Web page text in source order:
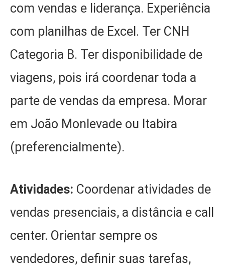
com vendas e liderança. Experiência
com planilhas de Excel. Ter CNH
Categoria B. Ter disponibilidade de
viagens, pois irá coordenar toda a
parte de vendas da empresa. Morar
em João Monlevade ou Itabira
(preferencialmente).
Atividades: Coordenar atividades de
vendas presenciais, a distância e call
center. Orientar sempre os
vendedores, definir suas tarefas,